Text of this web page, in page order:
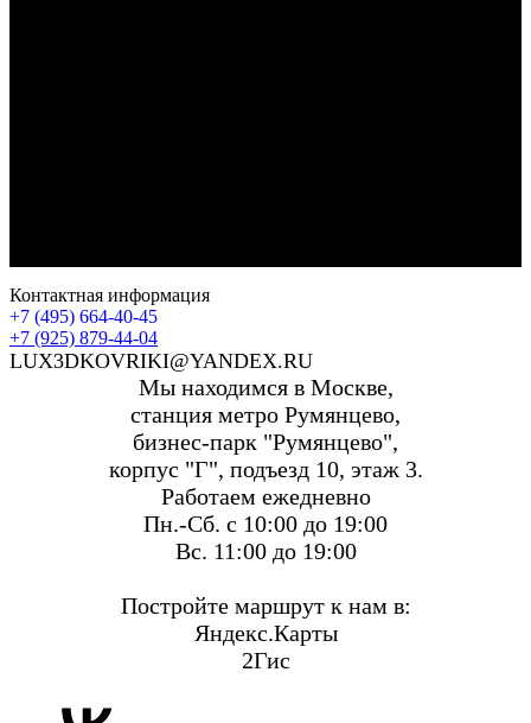
Контактная информация
+7 (495) 664-40-45
+7 (925) 879-44-04
LUX3DKOVRIKI@YANDEX.RU
Мы находимся в Москве,
станция метро Румянцево,
бизнес-парк "Румянцево",
корпус "Г", подъезд 10, этаж 3.
Работаем ежедневно
Пн.-Сб. с 10:00 до 19:00
Вс. 11:00 до 19:00
Постройте маршрут к нам в:
Яндекс.Карты
2Гис